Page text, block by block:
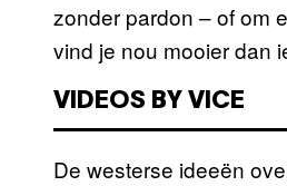
zonder pardon – of om
vind je nou mooier dan
VIDEOS BY VICE
De westerse ideeën